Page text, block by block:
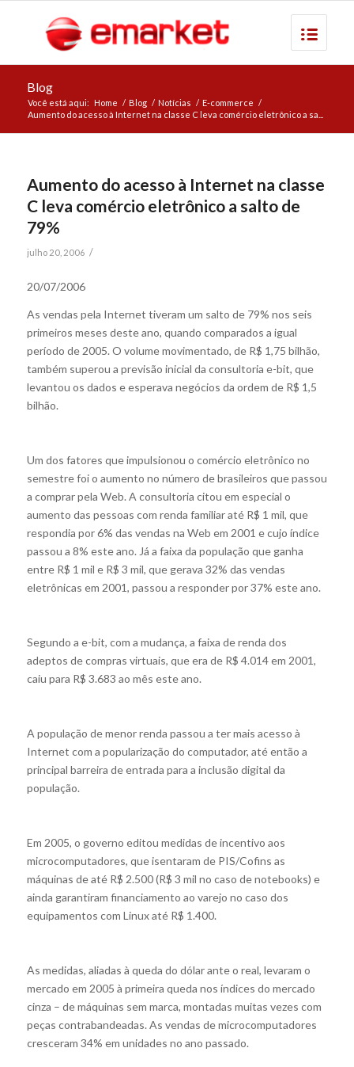
Blog
Você está aqui: Home / Blog / Notícias / E-commerce /
Aumento do acesso à Internet na classe C leva comércio eletrônico a sa...
Aumento do acesso à Internet na classe
C leva comércio eletrônico a salto de
79%
julho 20, 2006 /
20/07/2006
As vendas pela Internet tiveram um salto de 79% nos seis
primeiros meses deste ano, quando comparados a igual
período de 2005. O volume movimentado, de R$ 1,75 bilhão,
também superou a previsão inicial da consultoria e-bit, que
levantou os dados e esperava negócios da ordem de R$ 1,5
bilhão.
Um dos fatores que impulsionou o comércio eletrônico no
semestre foi o aumento no número de brasileiros que passou
a comprar pela Web. A consultoria citou em especial o
aumento das pessoas com renda familiar até R$ 1 mil, que
respondia por 6% das vendas na Web em 2001 e cujo índice
passou a 8% este ano. Já a faixa da população que ganha
entre R$ 1 mil e R$ 3 mil, que gerava 32% das vendas
eletrônicas em 2001, passou a responder por 37% este ano.
Segundo a e-bit, com a mudança, a faixa de renda dos
adeptos de compras virtuais, que era de R$ 4.014 em 2001,
caiu para R$ 3.683 ao mês este ano.
A população de menor renda passou a ter mais acesso à
Internet com a popularização do computador, até então a
principal barreira de entrada para a inclusão digital da
população.
Em 2005, o governo editou medidas de incentivo aos
microcomputadores, que isentaram de PIS/Cofins as
máquinas de até R$ 2.500 (R$ 3 mil no caso de notebooks) e
ainda garantiram financiamento ao varejo no caso dos
equipamentos com Linux até R$ 1.400.
As medidas, aliadas à queda do dólar ante o real, levaram o
mercado em 2005 à primeira queda nos índices do mercado
cinza – de máquinas sem marca, montadas muitas vezes com
peças contrabandeadas. As vendas de microcomputadores
cresceram 34% em unidades no ano passado.